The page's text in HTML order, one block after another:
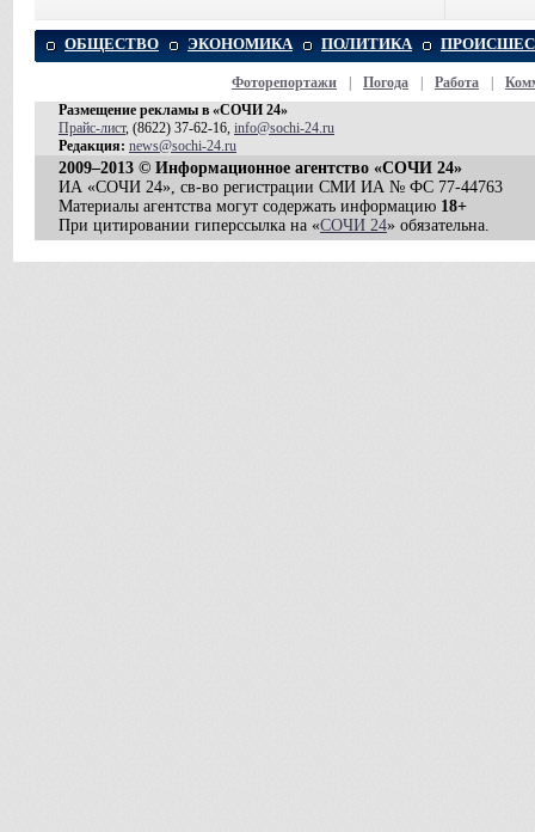
ОБЩЕСТВО ЭКОНОМИКА ПОЛИТИКА
Фоторепортажи Погода Работа
Размещение рекламы в «СОЧИ 24»
Прайс-лист, (8622) 37-62-16, info@sochi-24.ru
Редакция: news@sochi-24.ru
2009–2013 © Информационное агентство «СОЧИ 24»
ИА «СОЧИ 24», св-во регистрации СМИ ИА № ФС 77-44763
Материалы агентства могут содержать информацию 18+
При цитировании гиперссылка на «СОЧИ 24» обязательна.